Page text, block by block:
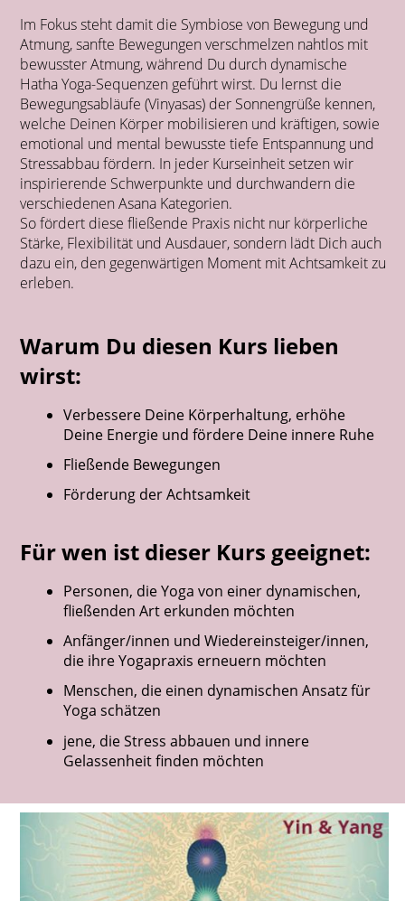
Im Fokus steht damit die Symbiose von Bewegung und
Atmung, sanfte Bewegungen verschmelzen nahtlos mit
bewusster Atmung, während Du durch dynamische
Hatha Yoga-Sequenzen geführt wirst. Du lernst die
Bewegungsabläufe (Vinyasas) der Sonnengrüße kennen,
welche Deinen Körper mobilisieren und kräftigen, sowie
emotional und mental bewusste tiefe Entspannung und
Stressabbau fördern. In jeder Kurseinheit setzen wir
inspirierende Schwerpunkte und durchwandern die
verschiedenen Asana Kategorien.
So fördert diese fließende Praxis nicht nur körperliche
Stärke, Flexibilität und Ausdauer, sondern lädt Dich auch
dazu ein, den gegenwärtigen Moment mit Achtsamkeit zu
erleben.
Warum Du diesen Kurs lieben
wirst:
Verbessere Deine Körperhaltung, erhöhe
Deine Energie und fördere Deine innere Ruhe
Fließende Bewegungen
Förderung der Achtsamkeit
Für wen ist dieser Kurs geeignet:
Personen, die Yoga von einer dynamischen,
fließenden Art erkunden möchten
Anfänger/innen und Wiedereinsteiger/innen,
die ihre Yogapraxis erneuern möchten
Menschen, die einen dynamischen Ansatz für
Yoga schätzen
jene, die Stress abbauen und innere
Gelassenheit finden möchten